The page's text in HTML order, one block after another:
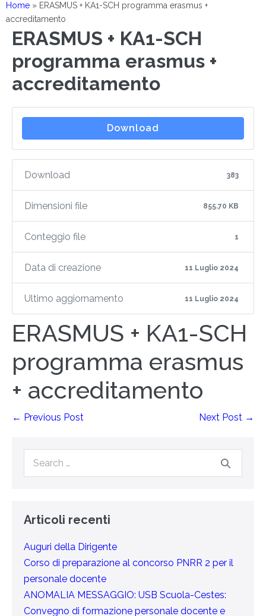
Home » ERASMUS + KA1-SCH programma erasmus +
accreditamento
ERASMUS + KA1-SCH
programma erasmus +
accreditamento
Download
Download 383
Dimensioni file 855.70 KB
Conteggio file 1
Data di creazione 11 Luglio 2024
Ultimo aggiornamento 11 Luglio 2024
ERASMUS + KA1-SCH
programma erasmus
+ accreditamento
← Previous Post Next Post →
Articoli recenti
Auguri della Dirigente
Corso di preparazione al concorso PNRR 2 per il
personale docente
ANOMALIA MESSAGGIO: USB Scuola-Cestes:
Convegno di formazione personale docente e